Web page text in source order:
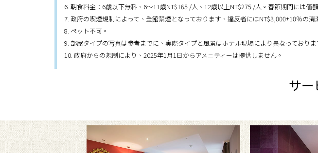
6. 朝食料金：6歳以下無料、6～11歳NT$165 /人、12歳以上NT$275 /人。春節期間には価
7. 政府の喫煙規制によって、全館禁煙となっております、違反者にはNT$3,000+10％の清
8. ペット不可。
9. 部屋タイプの写真は参考までに、実際タイプと風景はホテル現場により異なっておりま
10. 政府からの規制により、2025年1月1日からアメニティーは提供しません。
サ